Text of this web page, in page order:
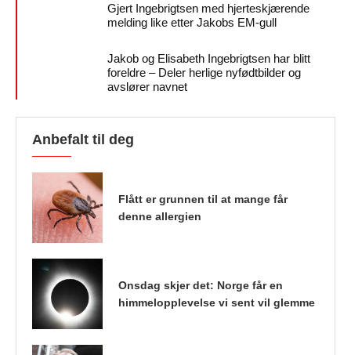
Gjert Ingebrigtsen med hjerteskjærende
melding like etter Jakobs EM-gull
Jakob og Elisabeth Ingebrigtsen har blitt
foreldre – Deler herlige nyfødtbilder og
avslører navnet
Anbefalt til deg
Flått er grunnen til at mange får
denne allergien
Onsdag skjer det: Norge får en
himmelopplevelse vi sent vil glemme